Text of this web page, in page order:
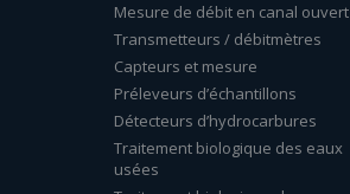
Mesure de débit en canal ouvert
Transmetteurs / débitmètres
Capteurs et mesure
Préleveurs d’échantillons
Détecteurs d’hydrocarbures
Traitement biologique des eaux
usées